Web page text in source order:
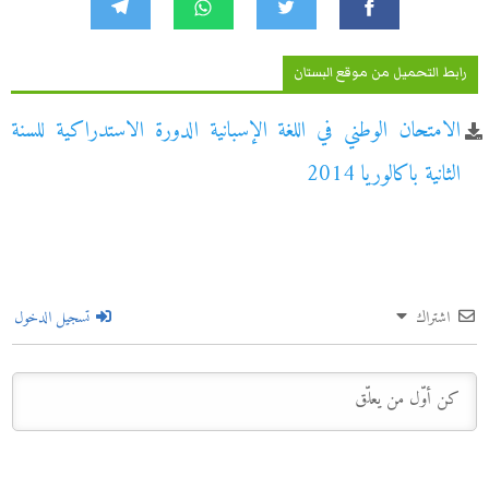
رابط التحميل من موقع البستان
الامتحان الوطني في اللغة الإسبانية الدورة الاستدراكية للسنة
الثانية باكالوريا 2014
اشتراك تسجيل الدخول